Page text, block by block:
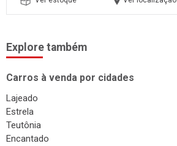
Explore também
Carros à venda por cidades
Lajeado
Estrela
Teutônia
Encantado